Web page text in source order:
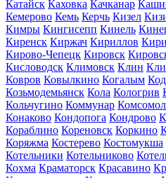
Катайск Каховка Качканар
Кемерово Кемь Керчь Кизел
Кимры Кингисепп Кинель
Киренск Киржач Кириллов
Кирово-Чепецк Кировск
Кисловодск Климовск Клин
Ковров Ковылкино Когалым
Козьмодемьянск Кола Кологрив
Кольчугино Коммунар
Конаково Кондопога Кондрово
Кораблино Кореновск Коркино
Коряжма Костерево Костомукша
Котельники Котельниково
Кохма Краматорск Красавино